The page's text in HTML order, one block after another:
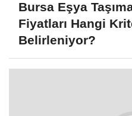
Bursa Eşya
Fiyatları Hangi
Belirleniyor?